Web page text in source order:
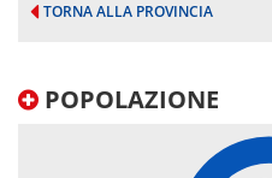
TORNA ALLA PROVINCIA
POPOLAZIONE